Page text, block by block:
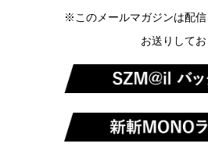
※このメールマガジンは配
お送りしてお